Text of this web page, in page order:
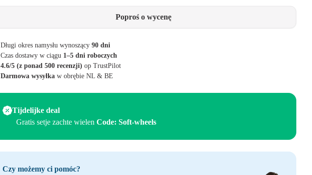
Poproś o wycenę
Długi okres namysłu wynoszący 90 dni
Czas dostawy w ciągu 1–5 dni roboczych
4.6/5 (z ponad 500 recenzji) op TrustPilot
Darmowa wysyłka w obrębie NL & BE
Tijdelijke deal
Gratis setje zachte wielen Code: Soft-wheels
Czy możemy ci pomóc?